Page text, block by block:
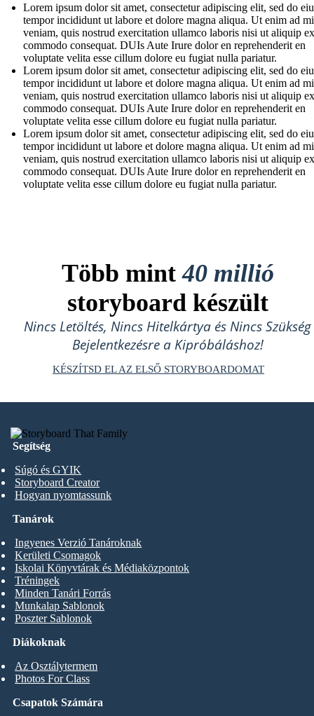
Lorem ipsum dolor sit amet, consectetur adipiscing elit, sed do
tempor incididunt ut labore et dolore magna aliqua. Ut enim ad
veniam, quis nostrud exercitation ullamco laboris nisi ut aliquip
commodo consequat. DUIs Aute Irure dolor en reprehenderit en
voluptate velita esse cillum dolore eu fugiat nulla pariatur.
Lorem ipsum dolor sit amet, consectetur adipiscing elit, sed do
tempor incididunt ut labore et dolore magna aliqua. Ut enim ad
veniam, quis nostrud exercitation ullamco laboris nisi ut aliquip
commodo consequat. DUIs Aute Irure dolor en reprehenderit en
voluptate velita esse cillum dolore eu fugiat nulla pariatur.
Lorem ipsum dolor sit amet, consectetur adipiscing elit, sed do
tempor incididunt ut labore et dolore magna aliqua. Ut enim ad
veniam, quis nostrud exercitation ullamco laboris nisi ut aliquip
commodo consequat. DUIs Aute Irure dolor en reprehenderit en
voluptate velita esse cillum dolore eu fugiat nulla pariatur.
Több mint40 millió
storyboard készült
Nincs Letöltés, Nincs Hitelkártya és Nincs Szükség
Bejelentkezésre a Kipróbáláshoz!
KÉSZÍTSD EL AZ ELSŐ STORYBOARDOMAT
Segítség
Súgó és GYIK
Storyboard Creator
Hogyan nyomtassunk
Diákoknak
Az Osztálytermem
Photos For Class
Tanárok
Ingyenes Verzió Tanároknak
Kerületi Csomagok
Iskolai Könyvtárak és Médiaközpontok
Tréningek
Minden Tanári Forrás
Munkalap Sablonok
Poszter Sablonok
Csapatok Számára